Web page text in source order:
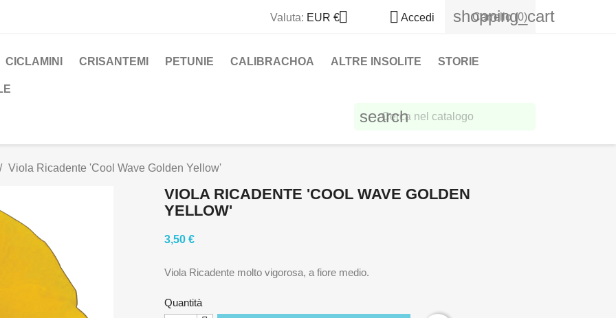
Valuta: EUR €  Accedi shopping_cart
Carrello (0)
CICLAMINI CRISANTEMI PETUNIE CALIBRACHOA ALTRE INSOLITE STORIE
search
Viola Ricadente 'Cool Wave Golden Yellow'
VIOLA RICADENTE 'COOL WAVE GOLDEN
YELLOW'
3,50 €
Viola Ricadente molto vigorosa, a fiore medio.
Quantità